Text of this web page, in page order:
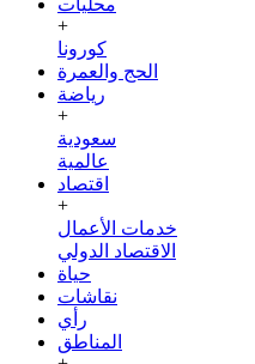
محليات
+
كورونا
الحج والعمرة
رياضة
+
سعودية
عالمية
اقتصاد
+
خدمات الأعمال
الاقتصاد الدولي
حياة
نقاشات
رأي
المناطق